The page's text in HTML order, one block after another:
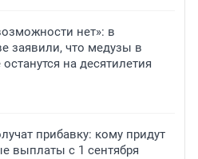
нет»: в
заявили, что медузы в
на десятилетия
прибавку: кому придут
выплаты с 1 сентября